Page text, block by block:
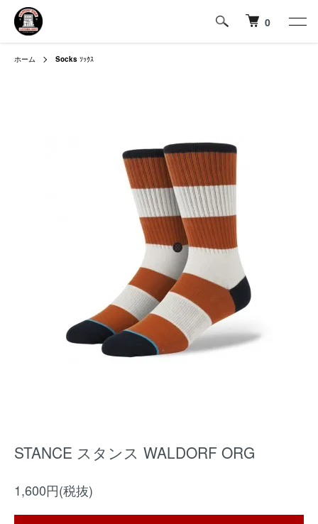
0
ホーム Socks ｿｯｸｽ
STANCE スタンス WALDORF ORG
1,600円(税抜)